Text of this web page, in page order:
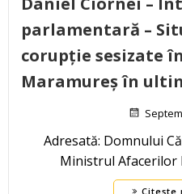
parlamentară –
corupție sesizate
Maramureș în
Adresată: Domnului
Ministrul Afacerilor
Citește